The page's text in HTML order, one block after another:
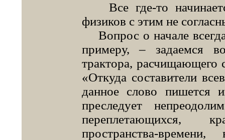
Все где-то
физиков с этим не
Вопрос о начале
примеру, – задаемся
трактора, расчищающего
«Откуда составители
данное слово пишется
преследует
переплетающихся,
пространства-